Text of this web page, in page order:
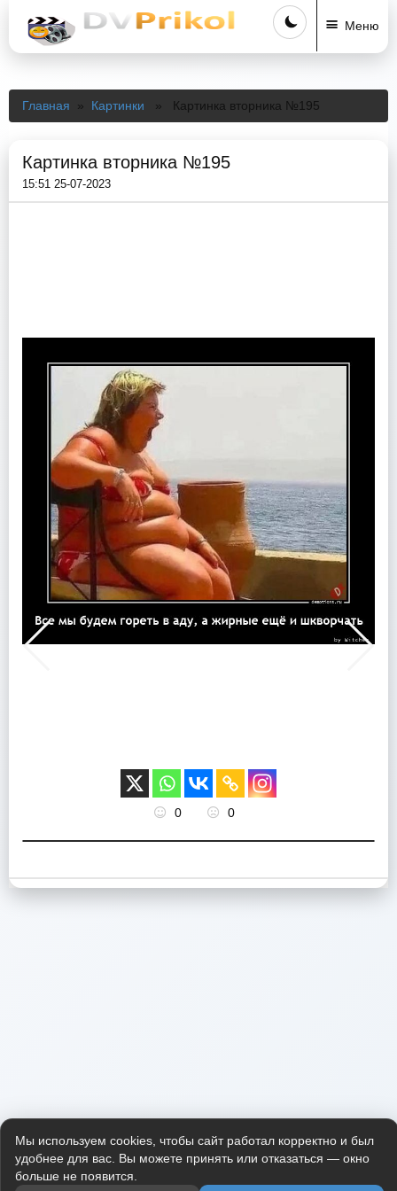
Меню
Главная » Картинки » Картинка вторника №195
Картинка вторника №195
15:51 25-07-2023
0 0
Мы используем cookies, чтобы сайт работал корректно и был
удобнее для вас. Вы можете принять или отказаться — окно
больше не появится.